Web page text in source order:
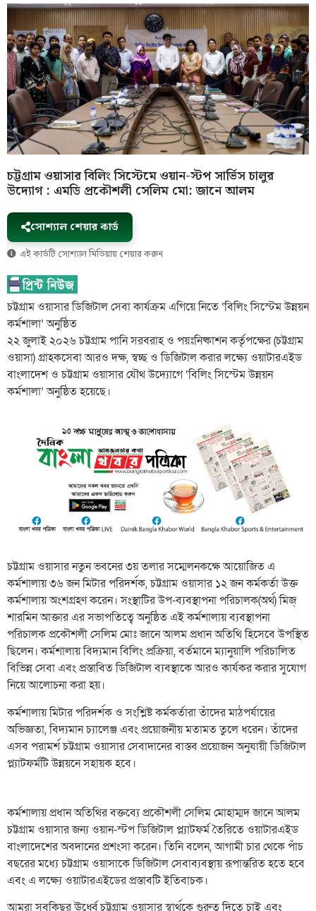
চট্টগ্রাম ওয়াসার বিলিং সিস্টেমে ওয়ান-স্টপ সার্ভিস চালুর
উদ্যোগ : এমডি প্রকৌশলী সেলিম মো: জানে আলম
সোশ্যাল শেয়ার কার্ড
এই কার্ডটি সোশ্যাল মিডিয়ায় শেয়ার করুন
চট্টগ্রাম ওয়াসার ডিজিটাল সেবা কার্যক্রম এগিয়ে নিতে ‘বিলিং সিস্টেম উন্নয়ন
কর্মশালা’ অনুষ্ঠিত
২২ জুলাই ২০২৬ চট্টগ্রাম পানি সরবরাহ ও পয়ঃনিষ্কাশন কর্তৃপক্ষের (চট্টগ্রাম
ওয়াসা) গ্রাহকসেবা আরও দক্ষ, স্বচ্ছ ও ডিজিটাল করার লক্ষ্যে ওয়াটারএইড
বাংলাদেশ ও চট্টগ্রাম ওয়াসার যৌথ উদ্যোগে ‘বিলিং সিস্টেম উন্নয়ন
কর্মশালা’ অনুষ্ঠিত হয়েছে।
চট্টগ্রাম ওয়াসার নতুন ভবনের ৩য় তলার সম্মেলনকক্ষে আয়োজিত এ
কর্মশালায় ৩৬ জন মিটার পরিদর্শক, চট্টগ্রাম ওয়াসার ১২ জন কর্মকর্তা উক্ত
কর্মশালায় অংশগ্রহণ করেন। সংস্থাটির উপ-ব্যবস্থাপনা পরিচালক(অর্থ) মিজ্
শারমিন অাক্তার এর সভাপতিত্বে অনুষ্ঠিত এই কর্মশালায় ব্যবস্থাপনা
পরিচালক প্রকৌশলী সেলিম মোঃ জানে আলম প্রধান অতিথি হিসেবে উপস্থিত
ছিলেন। কর্মশালায় বিদ্যমান বিলিং প্রক্রিয়া, বর্তমানে ম্যানুয়ালি পরিচালিত
বিভিন্ন সেবা এবং প্রস্তাবিত ডিজিটাল ব্যবস্থাকে আরও কার্যকর করার সুযোগ
নিয়ে আলোচনা করা হয়।
কর্মশালায় মিটার পরিদর্শক ও সংশ্লিষ্ট কর্মকর্তারা তাঁদের মাঠপর্যায়ের
অভিজ্ঞতা, বিদ্যমান চ্যালেঞ্জ এবং প্রয়োজনীয় মতামত তুলে ধরেন। তাঁদের
এসব পরামর্শ চট্টগ্রাম ওয়াসার সেবাদানের বাস্তব প্রয়োজন অনুযায়ী ডিজিটাল
প্ল্যাটফর্মটি উন্নয়নে সহায়ক হবে।
কর্মশালায় প্রধান অতিথির বক্তব্যে প্রকৌশলী সেলিম মোহাম্মদ জানে আলম
চট্টগ্রাম ওয়াসার জন্য ওয়ান-স্টপ ডিজিটাল প্ল্যাটফর্ম তৈরিতে ওয়াটারএইড
বাংলাদেশের অবদানের প্রশংসা করেন। তিনি বলেন, আগামী চার থেকে পাঁচ
বছরের মধ্যে চট্টগ্রাম ওয়াসাকে ডিজিটাল সেবাব্যবস্থায় রূপান্তরিত হতে হবে
এবং এ লক্ষ্যে ওয়াটারএইডের প্রস্তাবটি ইতিবাচক।
আমরা সবকিছুর ঊর্ধ্বে চট্টগ্রাম ওয়াসার স্বার্থকে গুরুত্ব দিতে চাই এবং